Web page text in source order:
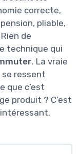
correcte,
pliable,
de
technique qui
. La vraie
ressent
que c’est
produit ? C’est